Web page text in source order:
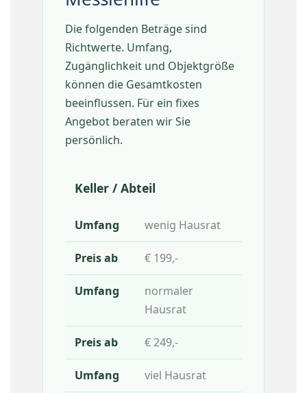
Die folgenden Beträge sind
Richtwerte. Umfang,
Zugänglichkeit und Objektgröße
können die Gesamtkosten
beeinflussen. Für ein fixes
Angebot beraten wir Sie
persönlich.
Keller / Abteil
wenig Hausrat
€ 199,-
normaler
Hausrat
€ 249,-
viel Hausrat